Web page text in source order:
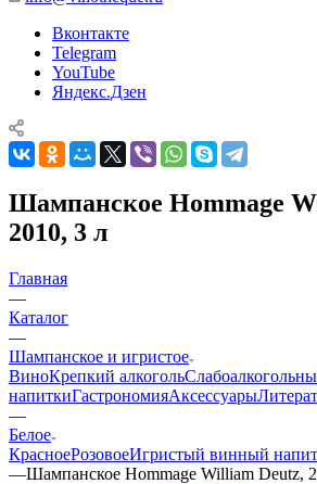
Вконтакте
Telegram
YouTube
Яндекс.Дзен
Шампанское Hommage
2010, 3 л
Главная
—
Каталог
—
Шампанское и игристое
ВиноКрепкий алкоголь
напиткиГастрономияАксессуары
—
Белое
КрасноеРозовоеИгристый винный
—Шампанское Hommage William Deutz,